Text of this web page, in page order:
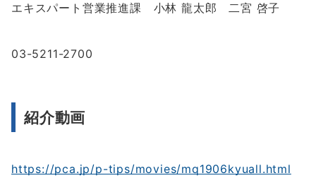
エキスパート営業推進課 小林 龍太郎 二宮 啓子
03-5211-2700
紹介動画
https://pca.jp/p-tips/movies/mq1906kyuall.html